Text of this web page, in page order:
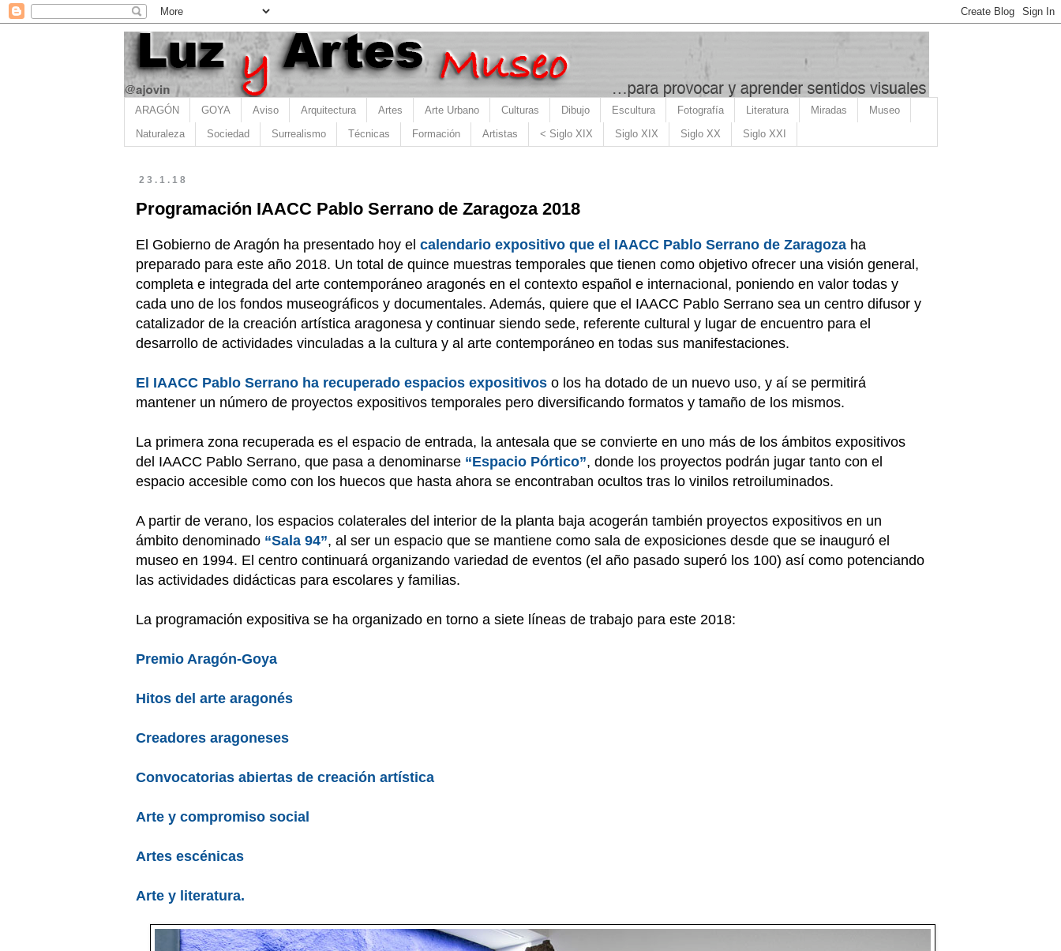
ARAGÓN GOYA Aviso Arquitectura Artes Arte Urbano Culturas Dibujo Escultura Fotografía Literatura Miradas Museo
Naturaleza Sociedad Surrealismo Técnicas Formación Artistas < Siglo XIX Siglo XIX Siglo XX Siglo XXI
23.1.18
Programación IAACC Pablo Serrano de Zaragoza 2018
El Gobierno de Aragón ha presentado hoy el calendario expositivo que el IAACC Pablo Serrano de Zaragozaha
preparado para este año 2018. Un total de quince muestras temporales que tienen como objetivo ofrecer una visión general,
completa e integrada del arte contemporáneo aragonés en el contexto español e internacional, poniendo en valor todas y
cada uno de los fondos museográficos y documentales. Además, quiere que el IAACC Pablo Serrano sea un centro difusor y
catalizador de la creación artística aragonesa y continuar siendo sede, referente cultural y lugar de encuentro para el
desarrollo de actividades vinculadas a la cultura y al arte contemporáneo en todas sus manifestaciones.
El IAACC Pablo Serrano ha recuperado espacios expositivoso los ha dotado de un nuevo uso, y aí se permitirá
mantener un número de proyectos expositivos temporales pero diversificando formatos y tamaño de los mismos.
La primera zona recuperada es el espacio de entrada, la antesala que se convierte en uno más de los ámbitos expositivos
del IAACC Pablo Serrano, que pasa a denominarse “Espacio Pórtico”, donde los proyectos podrán jugar tanto con el
espacio accesible como con los huecos que hasta ahora se encontraban ocultos tras lo vinilos retroiluminados.
A partir de verano, los espacios colaterales del interior de la planta baja acogerán también proyectos expositivos en un
ámbito denominado “Sala 94”, al ser un espacio que se mantiene como sala de exposiciones desde que se inauguró el
museo en 1994. El centro continuará organizando variedad de eventos (el año pasado superó los 100) así como potenciando
las actividades didácticas para escolares y familias.
La programación expositiva se ha organizado en torno a siete líneas de trabajo para este 2018:
Premio Aragón-Goya
Hitos del arte aragonés
Creadores aragoneses
Convocatorias abiertas de creación artística
Arte y compromiso social
Artes escénicas
Arte y literatura.